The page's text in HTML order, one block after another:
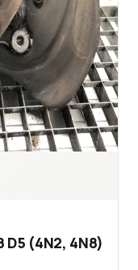
D5 (4N2, 4N8)